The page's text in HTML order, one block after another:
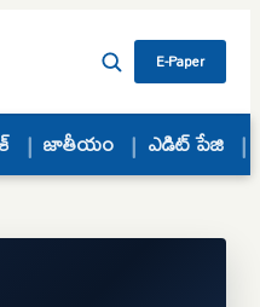
E-Paper
జాతీయం ఎడిట్ పేజి